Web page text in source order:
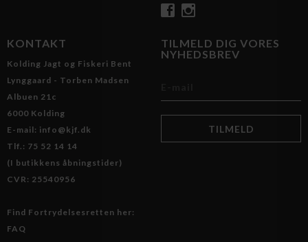
KONTAKT
Kolding Jagt og Fiskeri Bent
Lynggaard - Torben Madsen
Albuen 21c
6000 Kolding
E-mail: info@kjf.dk
Tlf.: 75 52 14 14
(I butikkens åbningstider)
CVR: 25540956
Find Fortrydelsesretten her:
FAQ
TILMELD DIG VORES
NYHEDSBREV